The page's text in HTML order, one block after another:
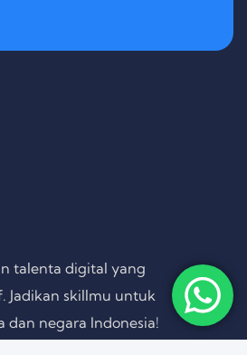
talenta digital yang
Jadikan skillmu untuk
dan negara Indonesia!